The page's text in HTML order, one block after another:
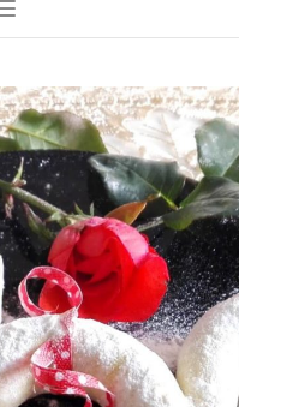
Toggle Navigation